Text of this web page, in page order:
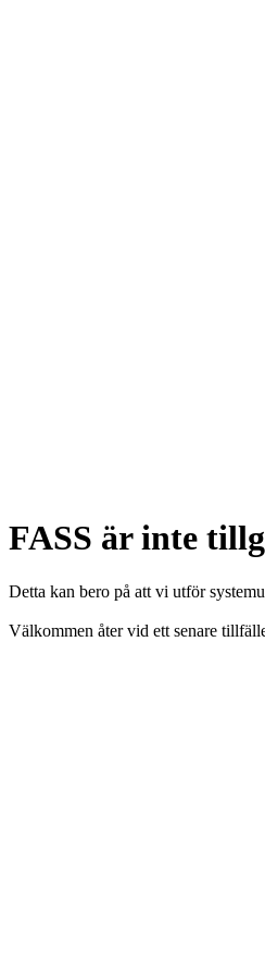
FASS är inte
Detta kan bero på att vi utför
Välkommen åter vid ett senare